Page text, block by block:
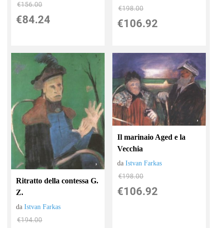
€156.00
€84.24
€198.00
€106.92
Ritratto della contessa G.
Z.
daIstvan Farkas
€194.00
Il marinaio Aged e la
Vecchia
daIstvan Farkas
€198.00
€106.92